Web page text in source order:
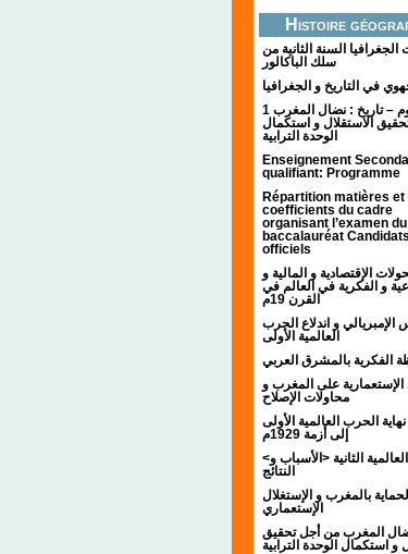
Histoire
السنة الثانية من
سلك الباكالور
في التاريخ و الجغرافيا
1 باك علوم – تاريخ : نضال المغرب
الاستقلال و استكمال
الوحدة الترابية
Enseignement
qualifiant: Programme
Répartition matières et
coefficients du cadre
organisant l’examen du
baccalauréat Candidats
officiels
الإقتصادية و المالية و
و الفكرية في العالم في
القرن 19م
الإمبريالي و اندلاع الحرب
العالمية الأولى
الفكرية بالمشرق العربي
على المغرب و
محاولات الإصلاح
نهاية الحرب العالمية الأولى
إلى أزمة 1929م
<الحرب العالمية الثانية <الأسباب و
النتائج
بالمغرب و الإستغلال
الإستعماري
المغرب من أجل تحقيق
و استكمال الوحدة الترابية